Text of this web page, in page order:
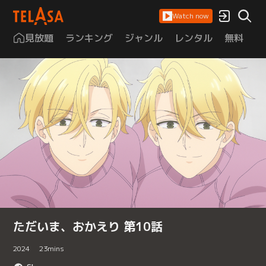
Watch now
見放題 ランキング ジャンル レンタル 無料
ただいま、おかえり 第10話
2024 23mins